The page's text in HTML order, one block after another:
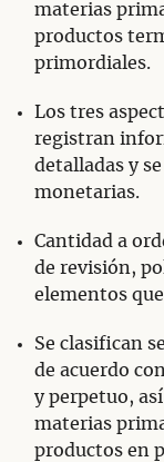
materias
productos
primordiales.
Los tres
registran
detalladas y
monetarias.
Cantidad a
de revisión,
elementos
Se clasifican
de acuerdo
y perpetuo,
materias
productos en